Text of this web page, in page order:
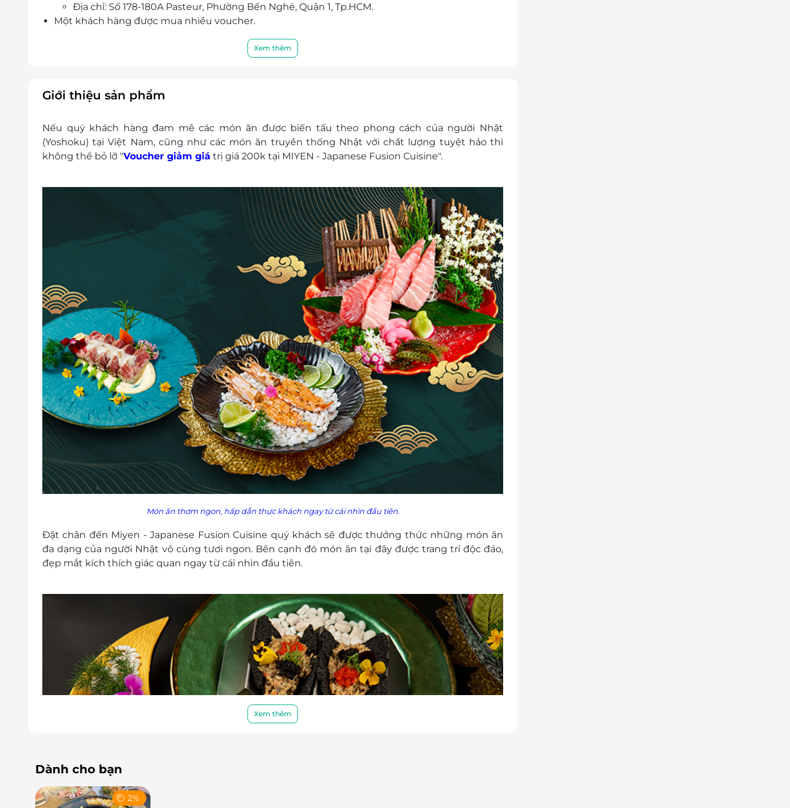
Địa chỉ: Số 178-180A Pasteur, Phường Bến Nghé, Quận 1, Tp.HCM.
Một khách hàng được mua nhiều voucher.
Không áp dụng đồng thời cùng lúc với các chương trình khuyến mại khác tại nhà hàng
Xem thêm
Giới thiệu sản phẩm
Nếu quý khách hàng đam mê các món ăn được biến tấu theo phong cách của người Nhật
(Yoshoku) tại Việt Nam, cũng như các món ăn truyền thống Nhật với chất lượng tuyệt hảo thì
không thể bỏ lỡ "Voucher giảm giá trị giá 200k tại MIYEN - Japanese Fusion Cuisine".
Món ăn thơm ngon, hấp dẫn thực khách ngay từ cái nhìn đầu tiên.
Đặt chân đến Miyen - Japanese Fusion Cuisine quý khách sẽ được thưởng thức những món ăn
đa dạng của người Nhật vô cùng tươi ngon. Bên cạnh đó món ăn tại đây được trang trí độc đáo,
đẹp mắt kích thích giác quan ngay từ cái nhìn đầu tiên.
Xem thêm
Dành cho bạn
2%